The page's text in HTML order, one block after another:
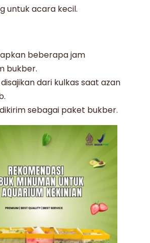
untuk acara kecil.
beberapa jam
bukber.
dari kulkas saat azan
sebagai paket bukber.